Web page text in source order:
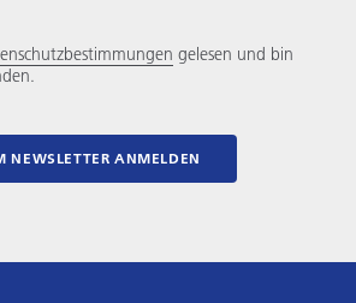
gelesen und bin
NEWSLETTER ANMELDEN